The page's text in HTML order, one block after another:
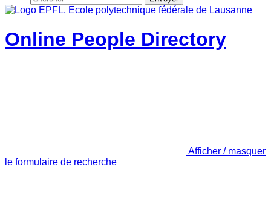
Online People Directory
Afficher / masquer
le formulaire de recherche